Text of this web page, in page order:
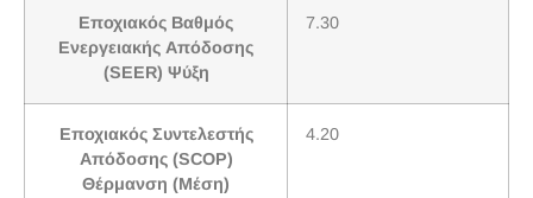
Εποχιακός Βαθμός
Ενεργειακής Απόδοσης
(SEER) Ψύξη
7.30
Εποχιακός Συντελεστής
Απόδοσης (SCOP)
Θέρμανση (Μέση)
4.20